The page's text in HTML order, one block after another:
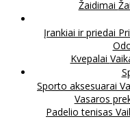
Žaidimai
Įrankiai ir priedai
Kvepalai
Sporto aksesuarai
Vasaros
Padelio tenisas